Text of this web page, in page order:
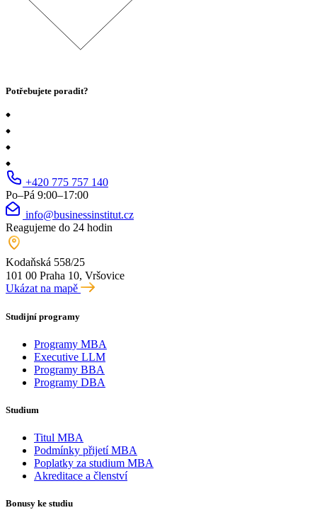
Potřebujete poradit?
+420 775 757 140
Po–Pá 9:00–17:00
info@businessinstitut.cz
Reagujeme do 24 hodin
Kodaňská 558/25
101 00 Praha 10, Vršovice
Ukázat na mapě
Studijní programy
Programy MBA
Executive LLM
Programy BBA
Programy DBA
Studium
Titul MBA
Podmínky přijetí MBA
Poplatky za studium MBA
Akreditace a členství
Bonusy ke studiu